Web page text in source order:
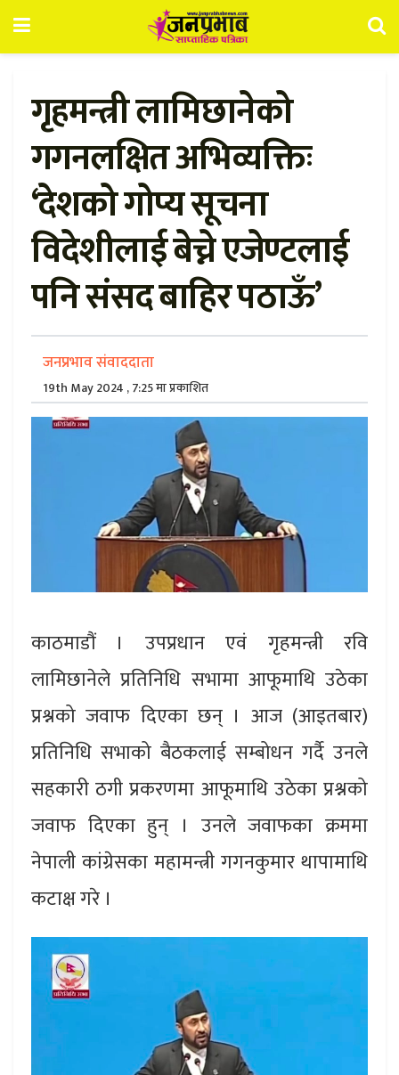
गृहमन्त्री लामिछानेको
गगनलक्षित अभिव्यक्तिः
‘देशको गोप्य सूचना
विदेशीलाई बेच्ने एजेण्टलाई
पनि संसद बाहिर पठाऊँ’
जनप्रभाव संवाददाता
19th May 2024 , 7:25 मा प्रकाशित
काठमाडौं । उपप्रधान एवं गृहमन्त्री रवि
लामिछानेले प्रतिनिधि सभामा आफूमाथि उठेका
प्रश्नको जवाफ दिएका छन् । आज (आइतबार)
प्रतिनिधि सभाको बैठकलाई सम्बोधन गर्दै उनले
सहकारी ठगी प्रकरणमा आफूमाथि उठेका प्रश्नको
जवाफ दिएका हुन् । उनले जवाफका क्रममा
नेपाली कांग्रेसका महामन्त्री गगनकुमार थापामाथि
कटाक्ष गरे ।